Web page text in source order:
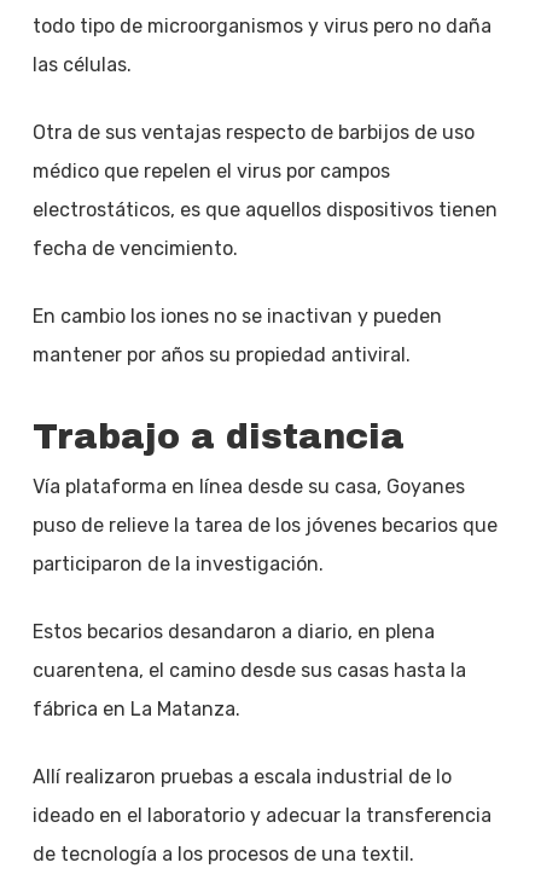
todo tipo de microorganismos y virus pero no daña
las células.
Otra de sus ventajas respecto de barbijos de uso
médico que repelen el virus por campos
electrostáticos, es que aquellos dispositivos tienen
fecha de vencimiento.
En cambio los iones no se inactivan y pueden
mantener por años su propiedad antiviral.
Trabajo a distancia
Vía plataforma en línea desde su casa, Goyanes
puso de relieve la tarea de los jóvenes becarios que
participaron de la investigación.
Estos becarios desandaron a diario, en plena
cuarentena, el camino desde sus casas hasta la
fábrica en La Matanza.
Allí realizaron pruebas a escala industrial de lo
ideado en el laboratorio y adecuar la transferencia
de tecnología a los procesos de una textil.